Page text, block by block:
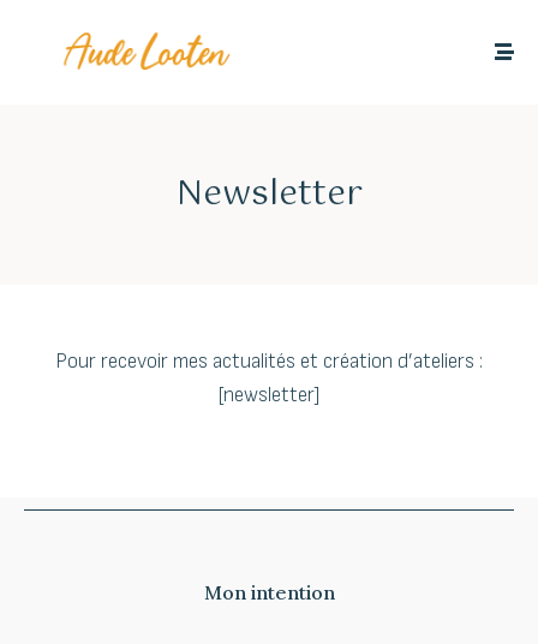
Newsletter
Pour recevoir mes actualités et création d’ateliers :
[newsletter]
Mon intention
The success of Yoga does not lie in the ability to perform